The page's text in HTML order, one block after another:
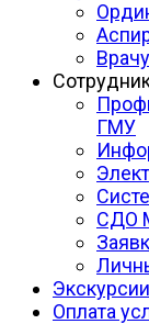
Врачу
ГМУ
СДО
Экскурсии
Оплата